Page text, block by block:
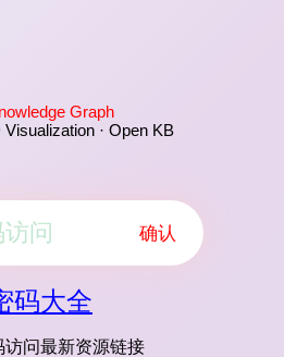
Graph
Visualization · Open KB
确认
码大全
访问最新资源链接